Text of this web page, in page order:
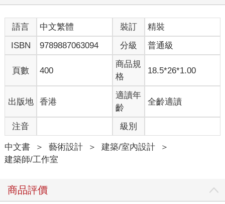
語言 中文繁體 裝訂
精裝
ISBN
9789887063094 分級 普通級
頁數 400
商品規
格
18.5*26*1.00
出版地 香港
適讀年
齡
全齡適讀
注音 級別
中文書 ＞ 藝術設計 ＞ 建築/室內設計
＞
建築師/工作室
商品評價